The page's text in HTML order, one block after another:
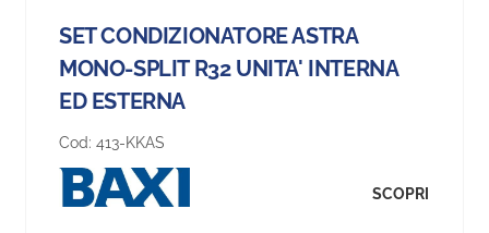
SET CONDIZIONATORE ASTRA
MONO-SPLIT R32 UNITA' INTERNA
ED ESTERNA
Cod: 413-KKAS
SCOPRI